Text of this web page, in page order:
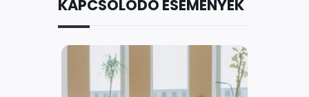
KAPCSOLÓDÓ ESEMÉNYEK